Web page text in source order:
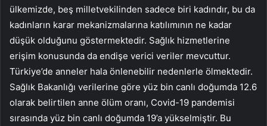
ülkemizde, beş milletvekilinden sadece biri kadındır, bu da
kadınların karar mekanizmalarına katılımının ne kadar
düşük olduğunu göstermektedir. Sağlık hizmetlerine
erişim konusunda da endişe verici veriler mevcuttur.
Türkiye’de anneler hala önlenebilir nedenlerle ölmektedir.
Sağlık Bakanlığı verilerine göre yüz bin canlı doğumda 12.6
olarak belirtilen anne ölüm oranı, Covid-19 pandemisi
sırasında yüz bin canlı doğumda 19’a yükselmiştir. Bu